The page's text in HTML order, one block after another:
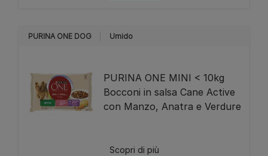
PURINA ONE DOG Umido
PURINA ONE MINI < 10kg
Bocconi in salsa Cane Active
con Manzo, Anatra e Verdure
Scopri di più